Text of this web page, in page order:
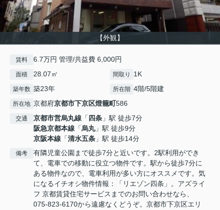
【外観】
賃料 6.7万円 管理/共益費 6,000円
面積 28.07㎡ 間取り 1K
築年数 築23年 所在階 4階/5階建
所在地 京都府京都市下京区燈籠町586
交通 京都市営烏丸線 「 四条 」駅 徒歩7分
阪急京都本線 「烏丸」駅 徒歩9分
京阪本線 「清水五条 」駅 徒歩14分
備考
有隣児童公園まで徒歩7分と近いです。2駅利用ができ
て、電車での移動に役立つ物件です。駅から徒歩7分に
ある物件なので、電車利用が多い方にオススメです。気
になるイチオシ物件情報：「リエゾン四条」。アズライ
フ 京都賃貸住宅サービスまでのお問い合わせなら、
075-823-6170から遠慮なくどうぞ。京都市下京区エリ